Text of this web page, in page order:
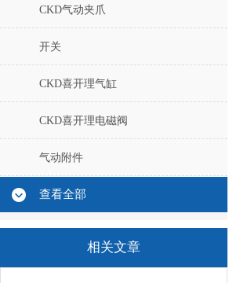
CKD气动夹爪
开关
CKD喜开理气缸
CKD喜开理电磁阀
气动附件
查看全部
相关文章